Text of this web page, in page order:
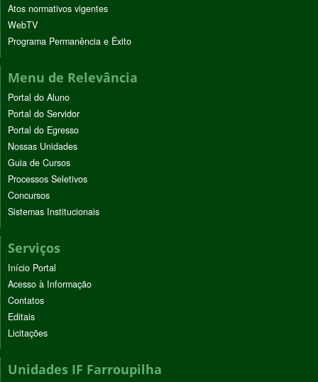
Atos normativos vigentes
WebTV
Programa Permanência e Êxito
Menu de Relevância
Portal do Aluno
Portal do Servidor
Portal do Egresso
Nossas Unidades
Guia de Cursos
Processos Seletivos
Concursos
Sistemas Institucionais
Serviços
Início Portal
Acesso à Informação
Contatos
Editais
Licitações
Unidades IF Farroupilha